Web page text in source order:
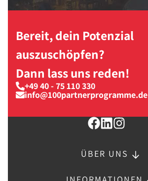
Bereit, dein Potenzial
auszuschöpfen?
Dann lass uns reden!
+49 40 - 75 110 330
info@100partnerprogramme.de
ÜBER UNS